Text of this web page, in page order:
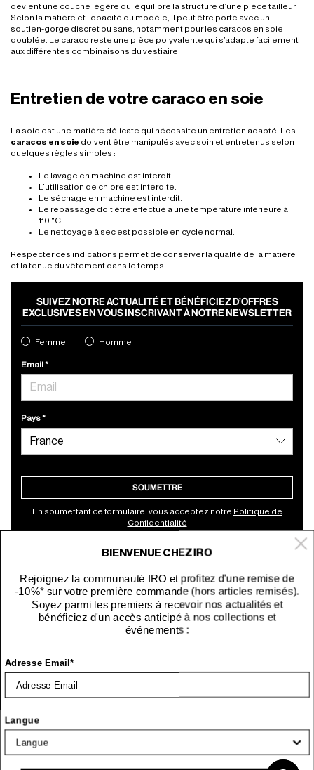
devient une couche légère qui équilibre la structure d’une pièce tailleur.
Selon la matière et l’opacité du modèle, il peut être porté avec un
soutien-gorge discret ou sans, notamment pour les caracos en soie
doublée. Le caraco reste une pièce polyvalente qui s’adapte facilement
aux différentes combinaisons du vestiaire.
Entretien de votre caraco en soie
La soie est une matière délicate qui nécessite un entretien adapté. Les
caracos en soie doivent être manipulés avec soin et entretenus selon
quelques règles simples :
Le lavage en machine est interdit.
L’utilisation de chlore est interdite.
Le séchage en machine est interdit.
Le repassage doit être effectué à une température inférieure à
110 °C.
Le nettoyage à sec est possible en cycle normal.
Respecter ces indications permet de conserver la qualité de la matière
et la tenue du vêtement dans le temps.
SUIVEZ NOTRE ACTUALITÉ ET BÉNÉFICIEZ D’OFFRES
EXCLUSIVES EN VOUS INSCRIVANT À NOTRE NEWSLETTER
Femme Homme
Email
Pays
SOUMETTRE
En soumettant ce formulaire, vous acceptez notre Politique de
Confidentialité
Service clients
France
le lien s'ouvre dans un nouvel onglet
le lien s'ouvre dans un nouvel onglet
le lien s'ouvre dans un nouvel
BIENVENUE CHEZ IRO
Rejoignez la communauté IRO et profitez d'une remise de
-10%* sur votre première commande (hors articles remisés).
Soyez parmi les premiers à recevoir nos actualités et
bénéficiez d'un accès anticipé à nos collections et
événements :
Adresse Email*
Langue